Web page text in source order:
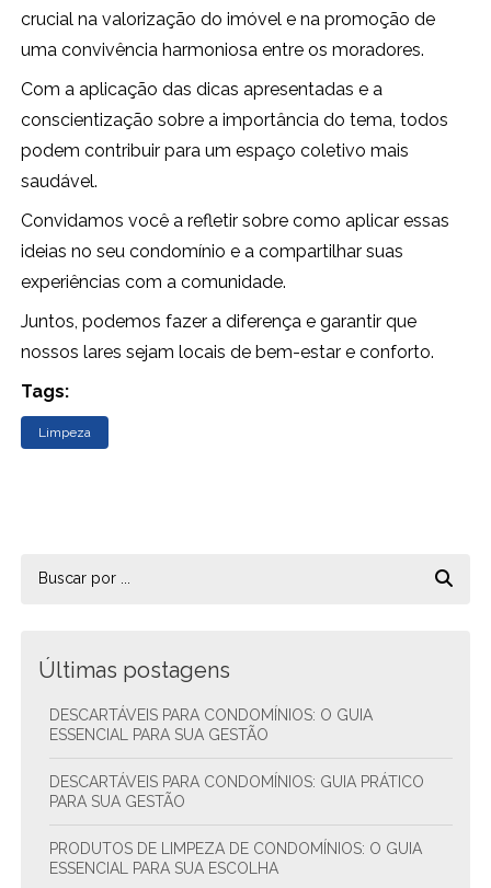
crucial na valorização do imóvel e na promoção de
uma convivência harmoniosa entre os moradores.
Com a aplicação das dicas apresentadas e a
conscientização sobre a importância do tema, todos
podem contribuir para um espaço coletivo mais
saudável.
Convidamos você a refletir sobre como aplicar essas
ideias no seu condomínio e a compartilhar suas
experiências com a comunidade.
Juntos, podemos fazer a diferença e garantir que
nossos lares sejam locais de bem-estar e conforto.
Tags:
Limpeza
Últimas postagens
DESCARTÁVEIS PARA CONDOMÍNIOS: O GUIA
ESSENCIAL PARA SUA GESTÃO
DESCARTÁVEIS PARA CONDOMÍNIOS: GUIA PRÁTICO
PARA SUA GESTÃO
PRODUTOS DE LIMPEZA DE CONDOMÍNIOS: O GUIA
ESSENCIAL PARA SUA ESCOLHA